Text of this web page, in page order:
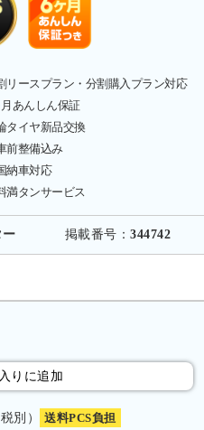
リースプラン・分割購入プラン対応
あんしん保証
タイヤ新品交換
前整備込み
納車対応
満タンサービス
ー 掲載番号：344742
りに追加
別） 送料PCS負担